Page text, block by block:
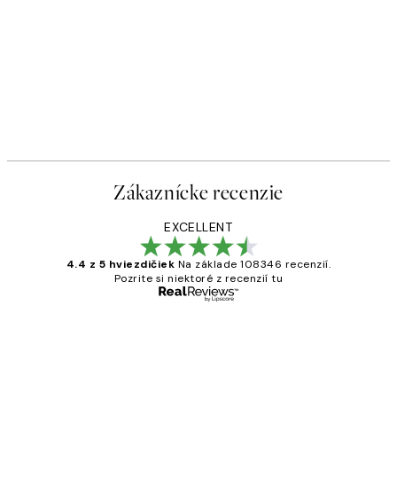
Zákaznícke recenzie
EXCELLENT
4.4 z 5 hviezdičiek Na základe 108346 recenzií.
Pozrite si niektoré z recenzií tu